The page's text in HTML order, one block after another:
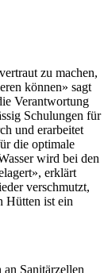
zu machen,
können» sagt
Verantwortung
Schulungen für
und erarbeitet
die optimale
wird bei den
erklärt
verschmutzt,
Hütten ist ein
Sanitärzellen